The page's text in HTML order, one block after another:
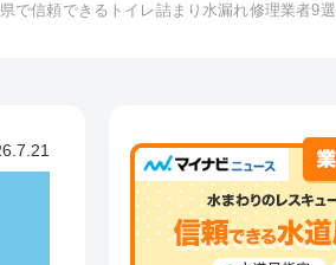
県で信頼できるトイレ詰まり水漏れ修理業者9選